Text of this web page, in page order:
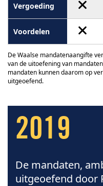
De Waalse mandatenaangifte
van de uitoefening van
mandaten kunnen daarom op
uitgeoefend.
2019
De mandaten,
uitgeoefend door